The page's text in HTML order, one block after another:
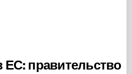
ЕС: правительство